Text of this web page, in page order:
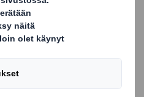
on kehitelty tässä arjen
myynnin,
kertoo Jyrki